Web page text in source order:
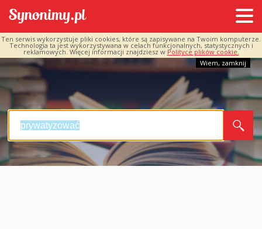
Ten serwis wykorzystuje pliki cookies, które są zapisywane na Twoim komputerze.
Technologia ta jest wykorzystywana w celach funkcjonalnych, statystycznych i
reklamowych. Więcej informacji znajdziesz w Polityce plików cookie.
Wiem, zamknij